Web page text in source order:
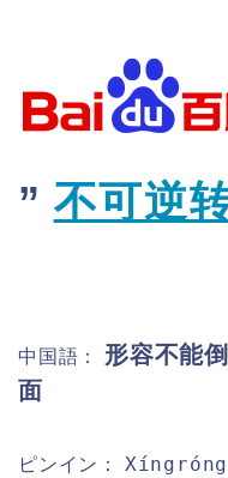
” 不可逆
中国語： 形容不能
面
ピンイン ：